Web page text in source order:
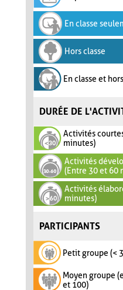
En classe
Hors classe
En classe et
DURÉE DE
Activités
minutes)
Activités
(Entre 30 et 60
Activités
minutes)
PARTICIPANTS
Petit groupe (<
Moyen groupe
et 100)